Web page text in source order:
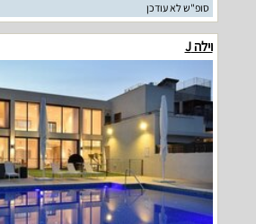
סופ"ש לא עודכן
וילה J